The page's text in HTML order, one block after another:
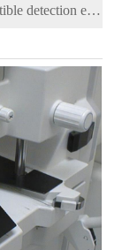
Biocompatible detection equipment